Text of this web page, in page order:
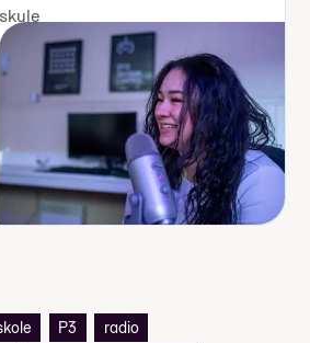
P3
radio